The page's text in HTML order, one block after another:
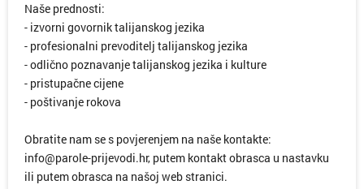
Naše prednosti:
- izvorni govornik talijanskog jezika
- profesionalni prevoditelj talijanskog jezika
- odlično poznavanje talijanskog jezika i kulture
- pristupačne cijene
- poštivanje rokova
Obratite nam se s povjerenjem na naše kontakte:
info@parole-prijevodi.hr, putem kontakt obrasca u nastavku
ili putem obrasca na našoj web stranici.